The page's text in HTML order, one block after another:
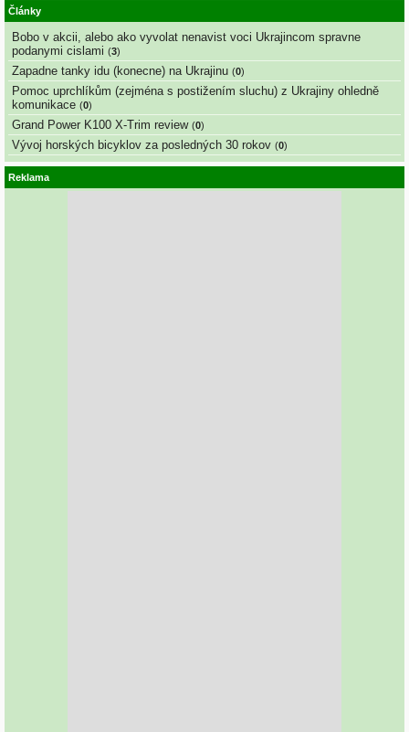
Články
Bobo v akcii, alebo ako vyvolat nenavist voci Ukrajincom spravne
podanymi cislami (3)
Zapadne tanky idu (konecne) na Ukrajinu (0)
Pomoc uprchlíkům (zejména s postižením sluchu) z Ukrajiny ohledně
komunikace (0)
Grand Power K100 X-Trim review (0)
Vývoj horských bicyklov za posledných 30 rokov (0)
Reklama